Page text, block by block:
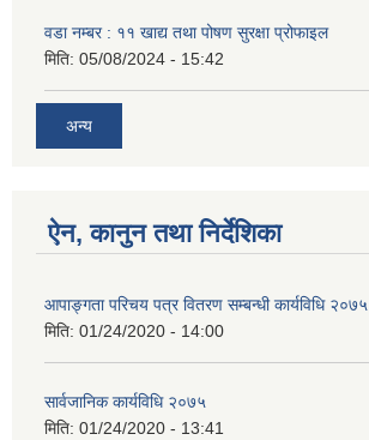
वडा नम्बर : ११ खाद्य तथा पोषण सुरक्षा प्रोफाइल
मिति: 05/08/2024 - 15:42
अन्य
ऐन, कानुन तथा निर्देशिका
आपाङ्गता परिचय पत्र वितरण सम्बन्धी कार्यविधि २०७५
मिति: 01/24/2020 - 14:00
सार्वजानिक कार्यविधि २०७५
मिति: 01/24/2020 - 13:41